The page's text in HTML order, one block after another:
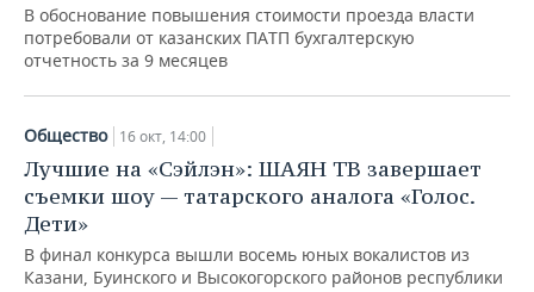
ONLINE-КОНФЕРЕНЦИИ
ХОККЕЙ
ВОЛЕЙБОЛ
КИБЕРСПОРТ
ФИГУРНОЕ КАТАНИЕ
ВЛАСТЬ
ИСТОРИЯ
КУЛЬТУРА
МЕДИЦИНА
СЮЖЕТЫ
СПИСОК ПЕРСОН
СПИСОК КОМПАНИЙ
ПОЛНАЯ ВЕРСИЯ
В обоснование повышения стоимости проезда власти
потребовали от казанских ПАТП бухгалтерскую
отчетность за 9 месяцев
Общество 16 окт, 14:00
Лучшие на «Сэйлэн»: ШАЯН ТВ завершает
съемки шоу — татарского аналога «Голос.
Дети»
В финал конкурса вышли восемь юных вокалистов из
Казани, Буинского и Высокогорского районов республики